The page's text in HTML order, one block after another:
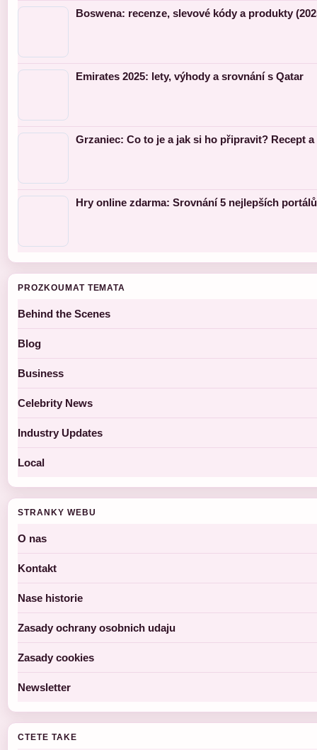
Boswena: recenze, slevové kódy a produkty
Emirates 2025: lety, výhody a srovnání s Qatar
Grzaniec: Co to je a jak si ho připravit? Recept
Hry online zdarma: Srovnání 5 nejlepších portálů
PROZKOUMAT TEMATA
Behind the Scenes
Blog
Business
Celebrity News
Industry Updates
Local
STRANKY WEBU
O nas
Kontakt
Nase historie
Zasady ochrany osobnich udaju
Zasady cookies
Newsletter
CTETE TAKE